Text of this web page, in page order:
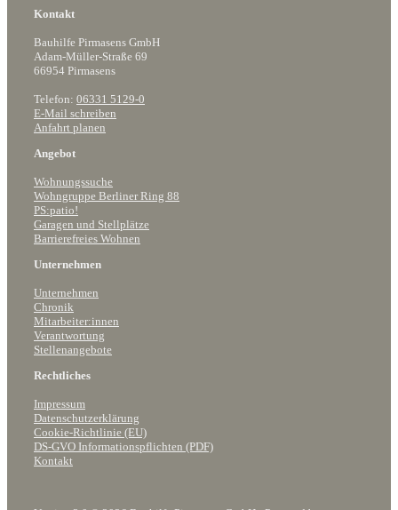
Kontakt
Bauhilfe Pirmasens GmbH
Adam-Müller-Straße 69
66954 Pirmasens
Telefon: 06331 5129-0
E-Mail schreiben
Anfahrt planen
Angebot
Wohnungssuche
Wohngruppe Berliner Ring 88
PS:patio!
Garagen und Stellplätze
Barrierefreies Wohnen
Unternehmen
Unternehmen
Chronik
Mitarbeiter:innen
Verantwortung
Stellenangebote
Rechtliches
Impressum
Datenschutzerklärung
Cookie-Richtlinie (EU)
DS-GVO Informationspflichten (PDF)
Kontakt